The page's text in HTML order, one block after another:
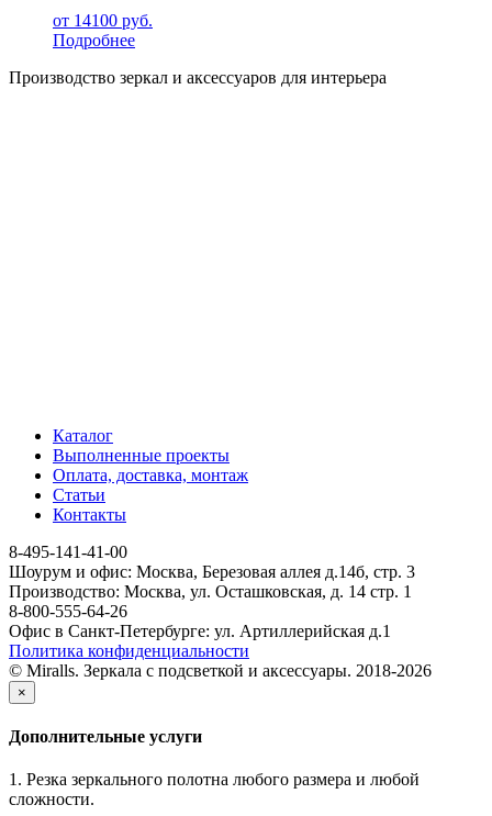
от 14100 руб.
Подробнее
Производство зеркал и аксессуаров для интерьера
Каталог
Выполненные проекты
Оплата, доставка, монтаж
Статьи
Контакты
8-495-141-41-00
Шоурум и офис: Москва, Березовая аллея д.14б, стр. 3
Производство: Москва, ул. Осташковская, д. 14 стр. 1
8-800-555-64-26
Офис в Санкт-Петербурге: ул. Артиллерийская д.1
Политика конфиденциальности
© Miralls. Зеркала с подсветкой и аксессуары. 2018-2026
×
Дополнительные услуги
1. Резка зеркального полотна любого размера и любой
сложности.